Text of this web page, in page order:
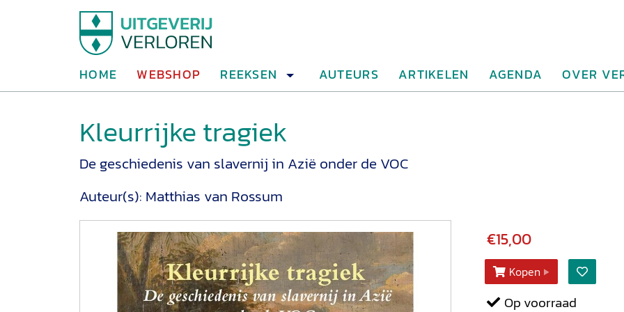
HOME WEBSHOP REEKSEN AUTEURS ARTIKELEN AGENDA OVER
Kleurrijke tragiek
De geschiedenis van slavernij in Azië onder de VOC
Auteur(s): Matthias van Rossum
€15,00
Kopen
Op voorraad